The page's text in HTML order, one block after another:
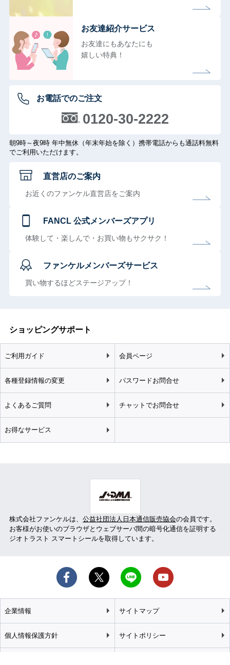
お友達紹介サービス
お友達にもあなたにも
嬉しい特典！
お電話でのご注文
0120-30-2222
朝9時～夜9時 年中無休（年末年始を除く）携帯電話からも通話料無料
でご利用いただけます。
直営店のご案内
お近くのファンケル直営店をご案内
FANCL 公式メンバーズアプリ
体験して・楽しんで・お買い物もサクサク！
ファンケルメンバーズサービス
買い物するほどステージアップ！
ショッピングサポート
ご利用ガイド 会員ページ
各種登録情報の変更 パスワードお問合せ
よくあるご質問 チャットでお問合せ
お得なサービス
株式会社ファンケルは、 公益社団法人日本通信販売協会の会員です。
お客様がお使いのブラウザとウェブサーバ間の暗号化通信を証明する
ジオトラスト スマートシールを取得しています。
企業情報 サイトマップ
個人情報保護方針 サイトポリシー